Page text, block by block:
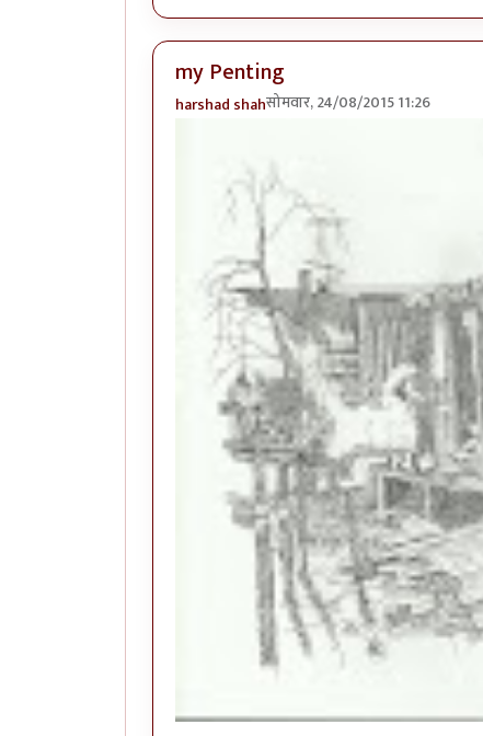
my Penting
harshad shahसोमवार, 24/08/2015 11:26